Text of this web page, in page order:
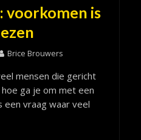
voorkomen is
Brice Brouwers
mensen die gericht
ga je om met een
een vraag waar veel